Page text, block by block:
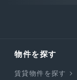
物件を探す
賃貸物件を探す